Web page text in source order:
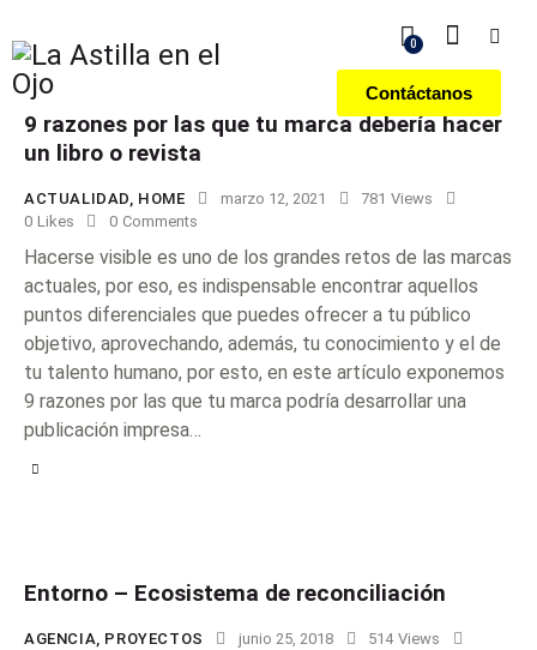
0
Contáctanos
9 razones por las que tu marca debería hacer
un libro o revista
ACTUALIDAD HOME marzo 12, 2021 781 Views
0 Likes 0 Comments
Hacerse visible es uno de los grandes retos de las marcas
actuales, por eso, es indispensable encontrar aquellos
puntos diferenciales que puedes ofrecer a tu público
objetivo, aprovechando, además, tu conocimiento y el de
tu talento humano, por esto, en este artículo exponemos
9 razones por las que tu marca podría desarrollar una
publicación impresa…
Entorno – Ecosistema de reconciliación
AGENCIA, PROYECTOS junio 25, 2018 514 Views